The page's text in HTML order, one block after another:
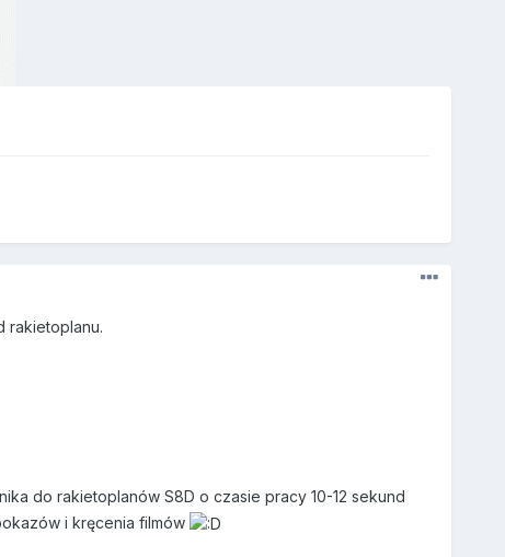
rakietoplanu.
do rakietoplanów S8D o czasie pracy 10-12 sekund
i kręcenia filmów